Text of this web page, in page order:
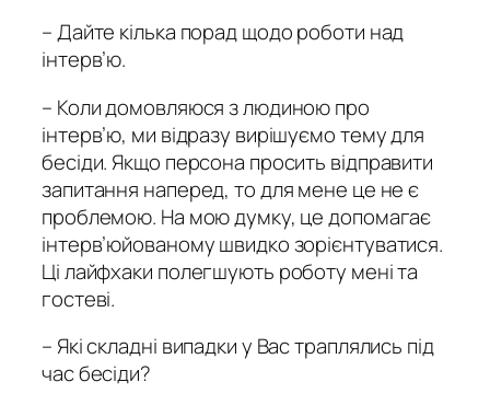
– Дайте кілька порад щодо роботи над
інтерв’ю.
– Коли домовляюся з людиною про
інтерв’ю, ми відразу вирішуємо тему для
бесіди. Якщо персона просить відправити
запитання наперед, то для мене це не є
проблемою. На мою думку, це допомагає
інтерв’юйованому швидко зорієнтуватися.
Ці лайфхаки полегшують роботу мені та
гостеві.
– Які складні випадки у Вас траплялись під
час бесіди?